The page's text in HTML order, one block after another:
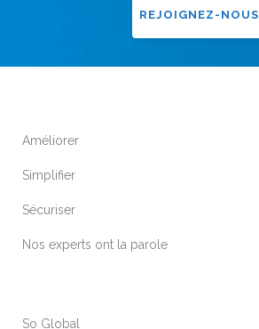
REJOIGNEZ-NOUS
Améliorer
Simplifier
Sécuriser
Nos experts ont la parole
So Global